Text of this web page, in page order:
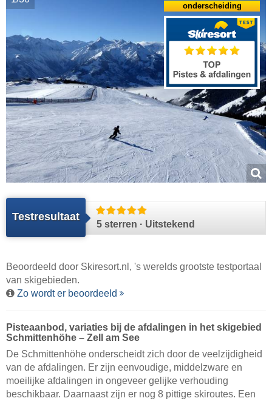
Testresultaat
5 sterren · Uitstekend
onderscheiding
Beoordeeld door Skiresort.nl , 's werelds grootste testportaal
van skigebieden.
Zo wordt er beoordeeld
Pisteaanbod, variaties bij de afdalingen in het skigebied
Schmittenhöhe – Zell am See
De Schmittenhöhe onderscheidt zich door de veelzijdigheid
van de afdalingen. Er zijn eenvoudige, middelzware en
moeilijke afdalingen in ongeveer gelijke verhouding
beschikbaar. Daarnaast zijn er nog 8 pittige skiroutes. Een